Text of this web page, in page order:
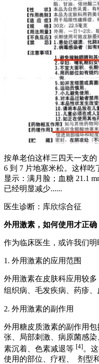
按单老伯这样三四天一支
6 到 7 片地塞米松。这样
显示：满月脸；血糖 21.1
已经明显减少......
医生诊断：库欣综合征
外用激素，如何使用才正确
作为临床医生，或许我们明
1. 外用激素的应用范围
外用激素在皮肤科应用较
组织病、毛发疾病、药疹
2. 外用激素的副作用
外用糖皮质激素的副作用
张、局部刺激、病原菌感
素沉着、色素减退等 [4]。
使用的部位、疗程、 剂型